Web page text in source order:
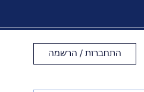
התחברות / הרשמה